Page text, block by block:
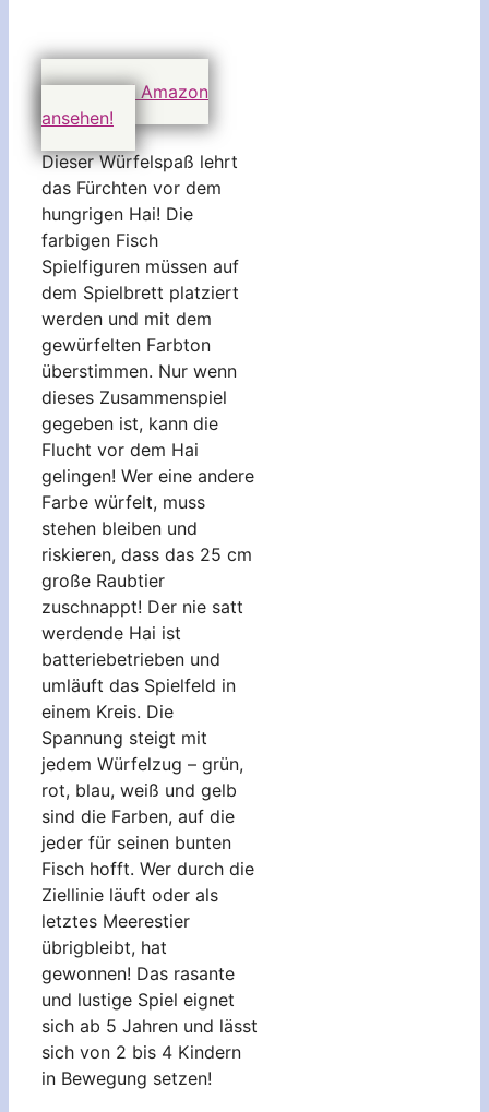
Preis auf Amazon
ansehen!
Dieser Würfelspaß lehrt
das Fürchten vor dem
hungrigen Hai! Die
farbigen Fisch
Spielfiguren müssen auf
dem Spielbrett platziert
werden und mit dem
gewürfelten Farbton
überstimmen. Nur wenn
dieses Zusammenspiel
gegeben ist, kann die
Flucht vor dem Hai
gelingen! Wer eine andere
Farbe würfelt, muss
stehen bleiben und
riskieren, dass das 25 cm
große Raubtier
zuschnappt! Der nie satt
werdende Hai ist
batteriebetrieben und
umläuft das Spielfeld in
einem Kreis. Die
Spannung steigt mit
jedem Würfelzug – grün,
rot, blau, weiß und gelb
sind die Farben, auf die
jeder für seinen bunten
Fisch hofft. Wer durch die
Ziellinie läuft oder als
letztes Meerestier
übrigbleibt, hat
gewonnen! Das rasante
und lustige Spiel eignet
sich ab 5 Jahren und lässt
sich von 2 bis 4 Kindern
in Bewegung setzen!